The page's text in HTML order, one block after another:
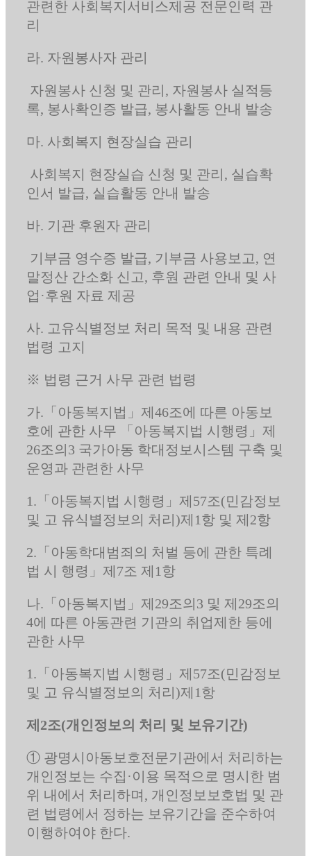
관련한 사회복지서비스제공 전문인력 관
리
라. 자원봉사자 관리
자원봉사 신청 및 관리, 자원봉사 실적등
록, 봉사확인증 발급, 봉사활동 안내 발송
마. 사회복지 현장실습 관리
사회복지 현장실습 신청 및 관리, 실습확
인서 발급, 실습활동 안내 발송
바. 기관 후원자 관리
기부금 영수증 발급, 기부금 사용보고, 연
말정산 간소화 신고, 후원 관련 안내 및 사
업·후원 자료 제공
사. 고유식별정보 처리 목적 및 내용 관련
법령 고지
※ 법령 근거 사무 관련 법령
가.「아동복지법」제46조에 따른 아동보
호에 관한 사무 「아동복지법 시행령」제
26조의3 국가아동 학대정보시스템 구축 및
운영과 관련한 사무
1.「아동복지법 시행령」제57조(민감정보
및 고 유식별정보의 처리)제1항 및 제2항
2.「아동학대범죄의 처벌 등에 관한 특례
법 시 행령」제7조 제1항
나.「아동복지법」제29조의3 및 제29조의
4에 따른 아동관련 기관의 취업제한 등에
관한 사무
1.「아동복지법 시행령」제57조(민감정보
및 고 유식별정보의 처리)제1항
제2조(개인정보의 처리 및 보유기간)
① 광명시아동보호전문기관에서 처리하는
개인정보는 수집·이용 목적으로 명시한 범
위 내에서 처리하며, 개인정보보호법 및 관
련 법령에서 정하는 보유기간을 준수하여
이행하여야 한다.